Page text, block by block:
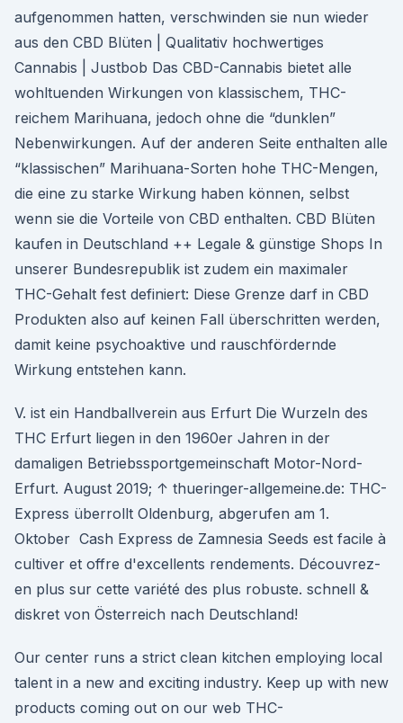
aufgenommen hatten, verschwinden sie nun wieder
aus den CBD Blüten | Qualitativ hochwertiges
Cannabis | Justbob Das CBD-Cannabis bietet alle
wohltuenden Wirkungen von klassischem, THC-
reichem Marihuana, jedoch ohne die “dunklen”
Nebenwirkungen. Auf der anderen Seite enthalten alle
“klassischen” Marihuana-Sorten hohe THC-Mengen,
die eine zu starke Wirkung haben können, selbst
wenn sie die Vorteile von CBD enthalten. CBD Blüten
kaufen in Deutschland ++ Legale & günstige Shops In
unserer Bundesrepublik ist zudem ein maximaler
THC-Gehalt fest definiert: Diese Grenze darf in CBD
Produkten also auf keinen Fall überschritten werden,
damit keine psychoaktive und rauschfördernde
Wirkung entstehen kann.
V. ist ein Handballverein aus Erfurt Die Wurzeln des
THC Erfurt liegen in den 1960er Jahren in der
damaligen Betriebssportgemeinschaft Motor-Nord-
Erfurt. August 2019; ↑ thueringer-allgemeine.de: THC-
Express überrollt Oldenburg, abgerufen am 1.
Oktober Cash Express de Zamnesia Seeds est facile à
cultiver et offre d'excellents rendements. Découvrez-
en plus sur cette variété des plus robuste. schnell &
diskret von Österreich nach Deutschland!
Our center runs a strict clean kitchen employing local
talent in a new and exciting industry. Keep up with new
products coming out on our web THC-